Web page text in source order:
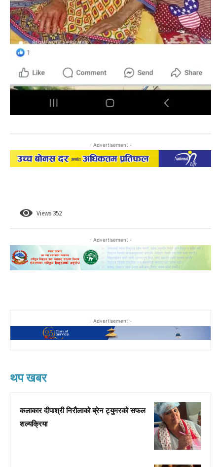
- Advertisement -
Views 352
- Advertisement -
- Advertisement -
थप खबर
कलाकार दीपाश्री निरौलाको ब्रेन ट्युमरको सफल
शल्यक्रिया